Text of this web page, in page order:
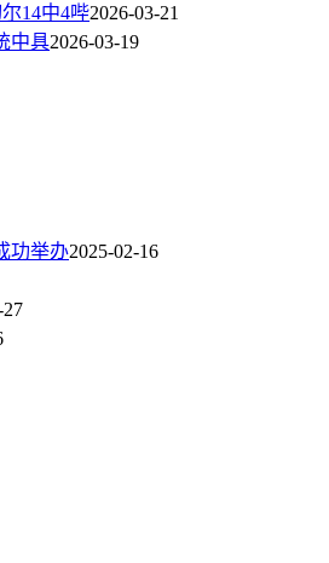
14中4哔2026-03-21
中具2026-03-19
功举办2025-02-16
27